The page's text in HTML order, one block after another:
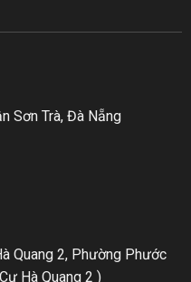
Sơn Trà, Đà Nẵng
Quang 2, Phường Phước
Hà Quang 2 )